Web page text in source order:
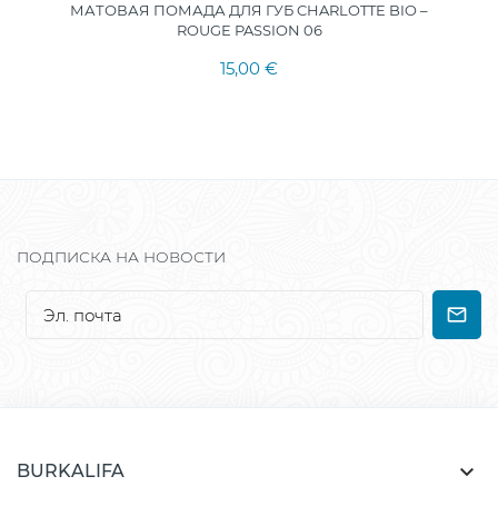
МАТОВАЯ ПОМАДА ДЛЯ ГУБ CHARLOTTE BIO –
ROUGE PASSION 06
15,00 €
ПОДПИСКА НА НОВОСТИ
BURKALIFA 